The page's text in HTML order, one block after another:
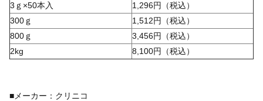
3ｇ×50本入
1,296円（税込）
300ｇ
1,512円（税込）
800ｇ
3,456円（税込）
2kg
8,100円（税込）
■メーカー：クリニコ